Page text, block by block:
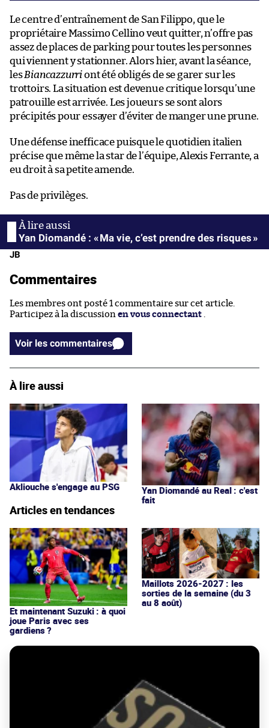
Le centre d’entraînement de San Filippo, que le
propriétaire Massimo Cellino veut quitter, n’offre pas
assez de places de parking pour toutes les personnes
qui viennent y stationner. Alors hier, avant la séance,
lesBiancazzurriont été obligés de se garer sur les
trottoirs. La situation est devenue critique lorsqu’une
patrouille est arrivée. Les joueurs se sont alors
précipités pour essayer d’éviter de manger une prune.
Une défense inefficace puisque le quotidien italien
précise que même la star de l’équipe, Alexis Ferrante, a
eu droit à sa petite amende.
Pas de privilèges.
Yan Diomandé : « Ma vie, c’est prendre des risques »
JB
Commentaires
Les membres ont posté 1 commentaire sur cet article.
Participez à la discussion en vous connectant
Voir les commentaires
À lire aussi
Akliouche s'engage au PSG
Yan Diomandé au Real : c'est
fait
Articles en tendances
Et maintenant Suzuki : à quoi
joue Paris avec ses
gardiens ?
Maillots 2026-2027 : les
sorties de la semaine (du 3
au 8 août)